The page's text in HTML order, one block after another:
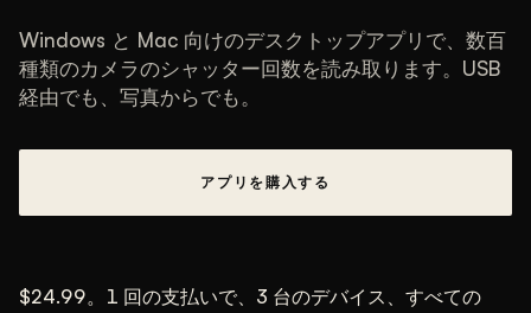
Windows と Mac 向けのデスクトップアプリで、数百
種類のカメラのシャッター回数を読み取ります。USB
経由でも、写真からでも。
アプリを購入する
$24.99。1 回の支払いで、3 台のデバイス、すべての